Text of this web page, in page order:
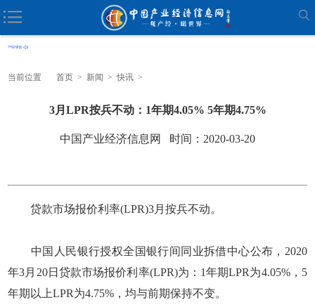
当前位置 首页 > 新闻 > 快讯 >
3月LPR按兵不动：1年期4.05% 5年期4.75%
中国产业经济信息网 时间：2020-03-20
贷款市场报价利率(LPR)3月按兵不动。
中国人民银行授权全国银行间同业拆借中心公布，2020
年3月20日贷款市场报价利率(LPR)为：1年期LPR为4.05%，5
年期以上LPR为4.75%，均与前期保持不变。